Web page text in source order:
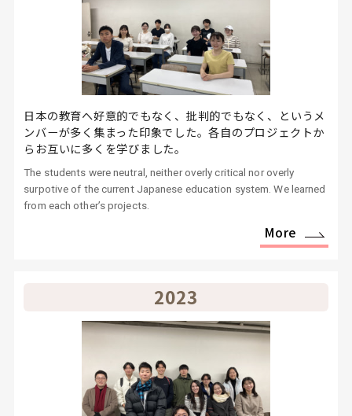
日本の教育へ好意的でもなく、批判的でもなく、というメ
ンバーが多く集まった印象でした。各自のプロジェクトか
らお互いに多くを学びました。
The students were neutral, neither overly critical nor overly
surpotive of the current Japanese education system. We learned
from each other’s projects.
More
2023